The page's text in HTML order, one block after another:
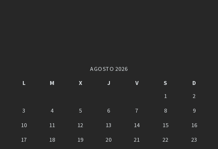
AGOSTO 2026
L
M X J V S
D
1
2
3
4 5 6 7 8
9
10
11 12 13 14 15
16
17
18 19 20 21 22
23